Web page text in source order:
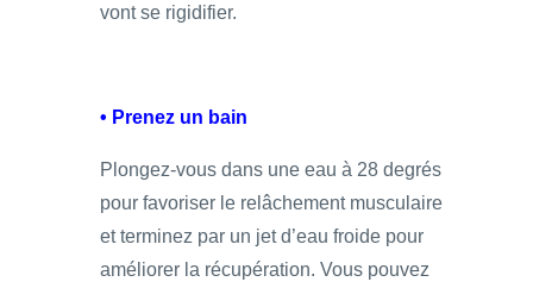
vont se rigidifier.
• Prenez un bain
Plongez-vous dans une eau à 28 degrés
pour favoriser le relâchement musculaire
et terminez par un jet d’eau froide pour
améliorer la récupération. Vous pouvez